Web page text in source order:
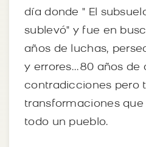
día donde " El
sublevó" y fue en
años de luchas,
y errores...80 años de
contradicciones pero
transformaciones
todo un pueblo.